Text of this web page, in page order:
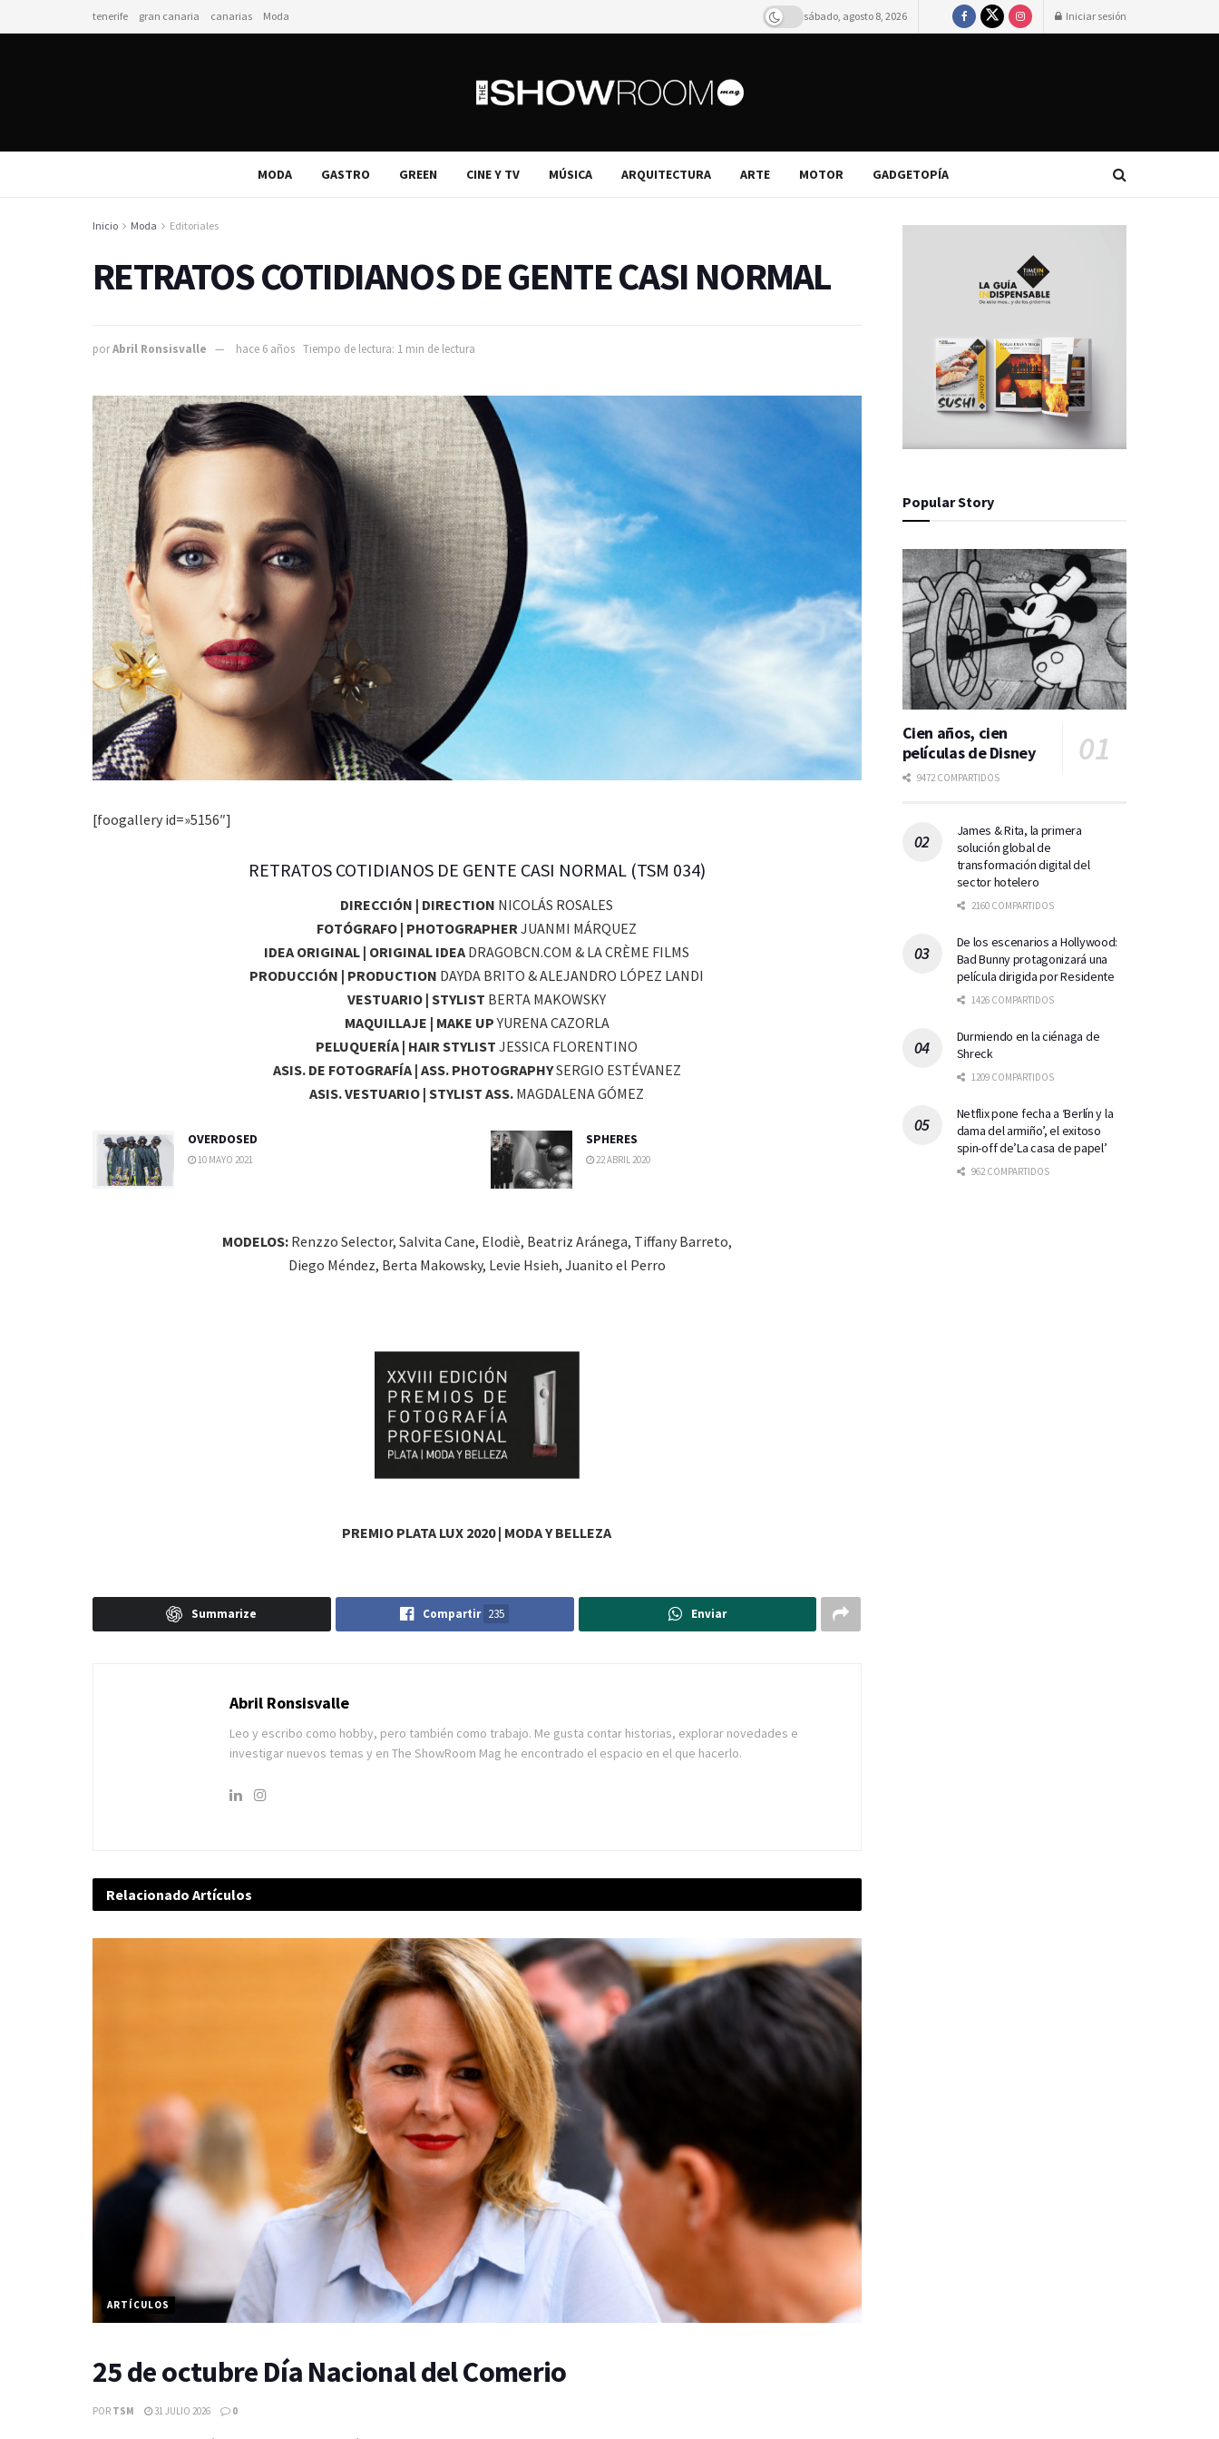
tenerife gran canaria canarias Moda sábado, agosto 8, 2026 Iniciar sesión
MODA GASTRO GREEN CINE Y TV MÚSICA ARQUITECTURA ARTE MOTOR GADGETOPÍA
Inicio Moda Editoriales
RETRATOS COTIDIANOS DE GENTE CASI NORMAL
porAbril Ronsisvalle hace 6 años Tiempo de lectura: 1 min de lectura
[foogallery id=»5156″]
RETRATOS COTIDIANOS DE GENTE CASI NORMAL (TSM 034)
DIRECCIÓN | DIRECTION NICOLÁS ROSALES
FOTÓGRAFO | PHOTOGRAPHER JUANMI MÁRQUEZ
IDEA ORIGINAL | ORIGINAL IDEA DRAGOBCN.COM & LA CRÈME FILMS
PRODUCCIÓN | PRODUCTION DAYDA BRITO & ALEJANDRO LÓPEZ LANDI
VESTUARIO | STYLIST BERTA MAKOWSKY
MAQUILLAJE | MAKE UPYURENA CAZORLA
PELUQUERÍA | HAIR STYLIST JESSICA FLORENTINO
ASIS. DE FOTOGRAFÍA | ASS. PHOTOGRAPHYSERGIO ESTÉVANEZ
ASIS. VESTUARIO | STYLIST ASS. MAGDALENA GÓMEZ
OVERDOSED
10 MAYO 2021
SPHERES
22 ABRIL 2020
MODELOS:Renzzo Selector, Salvita Cane, Elodiè, Beatriz Aránega, Tiffany Barreto,
Diego Méndez, Berta Makowsky, Levie Hsieh, Juanito el Perro
PREMIO PLATA LUX 2020 | MODA Y BELLEZA
Summarize Compartir 235 Enviar
Abril Ronsisvalle
Leo y escribo como hobby, pero también como trabajo. Me gusta contar historias, explorar novedades e
investigar nuevos temas y en The ShowRoom Mag he encontrado el espacio en el que hacerlo.
Relacionado Artículos
ARTÍCULOS
25 de octubre Día Nacional del Comerio
POR TSM 31 JULIO 2026 0
Popular Story
Cien años, cien
películas de Disney
9472 COMPARTIDOS
James & Rita, la primera
solución global de
transformación digital del
sector hotelero
2160 COMPARTIDOS
De los escenarios a Hollywood:
Bad Bunny protagonizará una
película dirigida por Residente
1426 COMPARTIDOS
Durmiendo en la ciénaga de
Shreck
1209 COMPARTIDOS
Netflix pone fecha a ‘Berlín y la
dama del armiño’, el exitoso
spin-off de’La casa de papel’
962 COMPARTIDOS